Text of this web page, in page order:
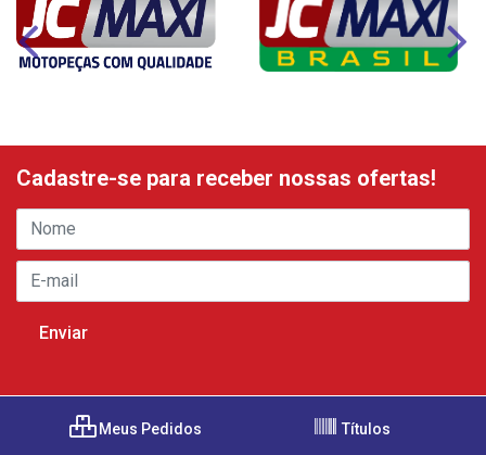
Cadastre-se para receber nossas ofertas!
Meus Pedidos Títulos